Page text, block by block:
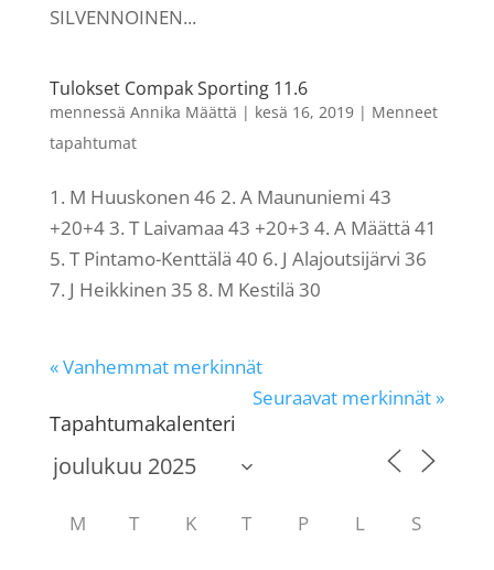
SILVENNOINEN...
Tulokset Compak Sporting 11.6
mennessä Annika Määttä | kesä 16, 2019| Menneet
tapahtumat
1. M Huuskonen 46 2. A Maununiemi 43
+20+4 3. T Laivamaa 43 +20+3 4. A Määttä 41
5. T Pintamo-Kenttälä 40 6. J Alajoutsijärvi 36
7. J Heikkinen 35 8. M Kestilä 30
« Vanhemmat merkinnät
Seuraavat merkinnät »
Tapahtumakalenteri
M T K T P L S